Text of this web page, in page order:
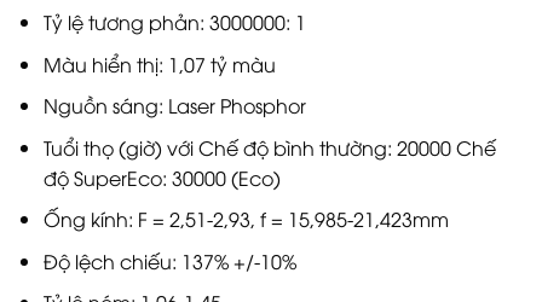
Tỷ lệ tương phản: 3000000: 1
Màu hiển thị: 1,07 tỷ màu
Nguồn sáng: Laser Phosphor
Tuổi thọ (giờ) với Chế độ bình thường: 20000 Chế
độ SuperEco: 30000 (Eco)
Ống kính: F = 2,51-2,93, f = 15,985-21,423mm
Độ lệch chiếu: 137% +/-10%